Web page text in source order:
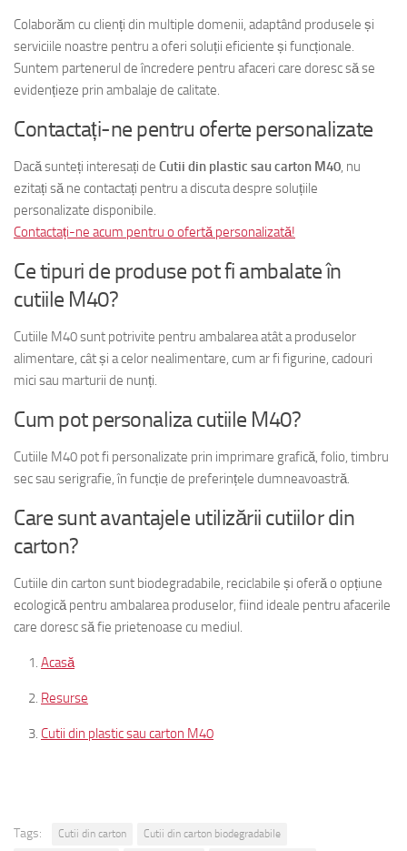
Colaborăm cu clienți din multiple domenii, adaptând produsele și
serviciile noastre pentru a oferi soluții eficiente și funcționale.
Suntem partenerul de încredere pentru afaceri care doresc să se
evidențieze prin ambalaje de calitate.
Contactați-ne pentru oferte personalizate
Dacă sunteți interesați de Cutii din plastic sau carton M40, nu
ezitați să ne contactați pentru a discuta despre soluțiile
personalizate disponibile.
Contactați-ne acum pentru o ofertă personalizată!
Ce tipuri de produse pot fi ambalate în
cutiile M40?
Cutiile M40 sunt potrivite pentru ambalarea atât a produselor
alimentare, cât și a celor nealimentare, cum ar fi figurine, cadouri
mici sau marturii de nunți.
Cum pot personaliza cutiile M40?
Cutiile M40 pot fi personalizate prin imprimare grafică, folio, timbru
sec sau serigrafie, în funcție de preferințele dumneavoastră.
Care sunt avantajele utilizării cutiilor din
carton?
Cutiile din carton sunt biodegradabile, reciclabile și oferă o opțiune
ecologică pentru ambalarea produselor, fiind ideale pentru afacerile
care doresc să fie prietenoase cu mediul.
Acasă
Resurse
Cutii din plastic sau carton M40
Tags: Cutii din carton
Cutii din carton biodegradabile